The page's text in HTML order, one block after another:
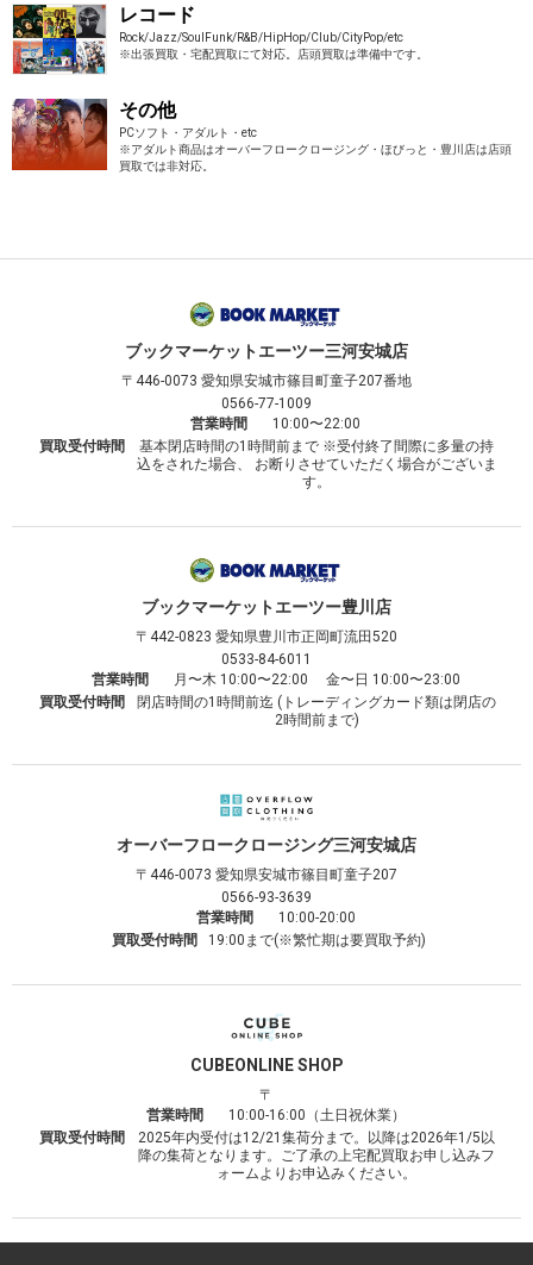
レコード
Rock/Jazz/SoulFunk/R&B/HipHop/Club/CityPop/etc
※出張買取・宅配買取にて対応。店頭買取は準備中です。
その他
PCソフト・アダルト・etc
※アダルト商品はオーバーフロークロージング・ほびっと・豊川店は店頭
買取では非対応。
ブックマーケットエーツー三河安城店
〒446-0073 愛知県安城市篠目町童子207番地
0566-77-1009
営業時間
10:00〜22:00
買取受付時間
基本閉店時間の1時間前まで ※受付終了間際に多量の持
込をされた場合、 お断りさせていただく場合がございま
す。
ブックマーケットエーツー豊川店
〒442-0823 愛知県豊川市正岡町流田520
0533-84-6011
営業時間
月〜木 10:00〜22:00 金〜日 10:00〜23:00
買取受付時間
閉店時間の1時間前迄 (トレーディングカード類は閉店の
2時間前まで)
オーバーフロークロージング三河安城店
〒446-0073 愛知県安城市篠目町童子207
0566-93-3639
営業時間
10:00-20:00
買取受付時間
19:00まで(※繁忙期は要買取予約)
CUBEONLINE SHOP
〒
営業時間
10:00-16:00（土日祝休業）
買取受付時間
2025年内受付は12/21集荷分まで。以降は2026年1/5以
降の集荷となります。ご了承の上宅配買取お申し込みフ
ォームよりお申込みください。